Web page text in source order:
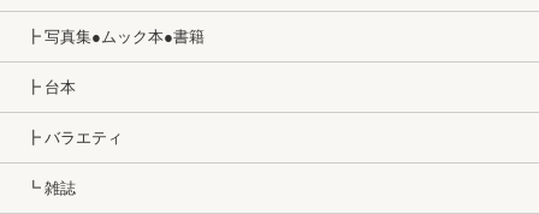
┣ 写真集●ムック本●書籍
┣ 台本
┣ バラエティ
┗ 雑誌